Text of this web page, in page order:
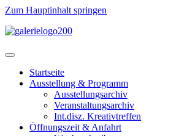
Zum Hauptinhalt springen
Startseite
Ausstellung & Programm
Ausstellungsarchiv
Veranstaltungsarchiv
Int.disz. Kreativtreffen
Öffnungszeit & Anfahrt